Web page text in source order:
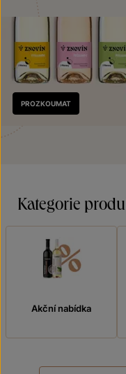
Nově
v prodeji
PROZKOUMAT
Kategorie
Akční nabídka